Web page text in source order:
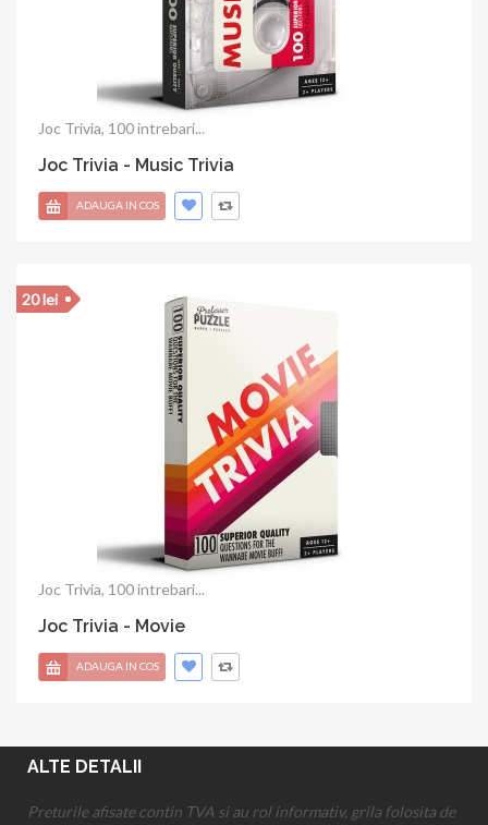
Joc Trivia, 100 intrebari...
Joc Trivia - Music Trivia
ADAUGA IN COS
Joc Trivia, 100 intrebari...
Joc Trivia - Movie
20 lei
ADAUGA IN COS
ALTE DETALII
Preturile afisate contin TVA si au rol informativ, grila folosita de